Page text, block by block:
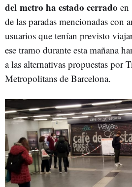
del metro ha estado cerrado en
de las paradas mencionadas con
usuarios que tenían previsto
ese tramo durante esta mañana
a las alternativas propuestas por
Metropolitans de Barcelona.